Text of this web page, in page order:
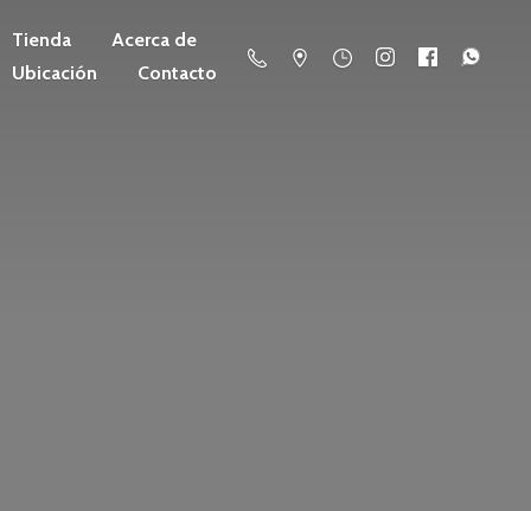
Tienda
Acerca de
Ubicación
Contacto